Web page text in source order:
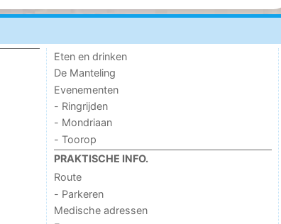
Eten en drinken
De Manteling
Evenementen
- Ringrijden
- Mondriaan
- Toorop
PRAKTISCHE INFO.
Route
- Parkeren
Medische adressen